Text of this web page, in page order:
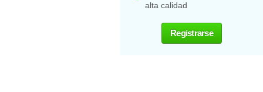
alta calidad
Registrarse